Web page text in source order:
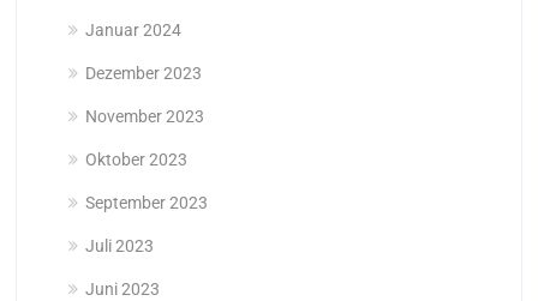
Januar 2024
Dezember 2023
November 2023
Oktober 2023
September 2023
Juli 2023
Juni 2023